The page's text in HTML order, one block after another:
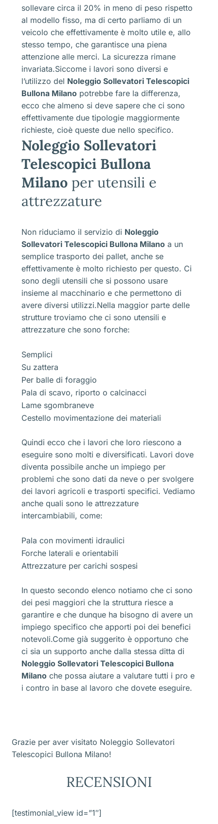
sollevare circa il 20% in meno di peso rispetto
al modello fisso, ma di certo parliamo di un
veicolo che effettivamente è molto utile e, allo
stesso tempo, che garantisce una piena
attenzione alle merci. La sicurezza rimane
invariata.Siccome i lavori sono diversi e
l’utilizzo del Noleggio Sollevatori Telescopici
Bullona Milano potrebbe fare la differenza,
ecco che almeno si deve sapere che ci sono
effettivamente due tipologie maggiormente
richieste, cioè queste due nello specifico.
Noleggio Sollevatori
Telescopici Bullona
Milano per utensili e
attrezzature
Non riduciamo il servizio di Noleggio
Sollevatori Telescopici Bullona Milano a un
semplice trasporto dei pallet, anche se
effettivamente è molto richiesto per questo. Ci
sono degli utensili che si possono usare
insieme al macchinario e che permettono di
avere diversi utilizzi.Nella maggior parte delle
strutture troviamo che ci sono utensili e
attrezzature che sono forche:
Semplici
Su zattera
Per balle di foraggio
Pala di scavo, riporto o calcinacci
Lame sgombraneve
Cestello movimentazione dei materiali
Quindi ecco che i lavori che loro riescono a
eseguire sono molti e diversificati. Lavori dove
diventa possibile anche un impiego per
problemi che sono dati da neve o per svolgere
dei lavori agricoli e trasporti specifici. Vediamo
anche quali sono le attrezzature
intercambiabili, come:
Pala con movimenti idraulici
Forche laterali e orientabili
Attrezzature per carichi sospesi
In questo secondo elenco notiamo che ci sono
dei pesi maggiori che la struttura riesce a
garantire e che dunque ha bisogno di avere un
impiego specifico che apporti poi dei benefici
notevoli.Come già suggerito è opportuno che
ci sia un supporto anche dalla stessa ditta di
Noleggio Sollevatori Telescopici Bullona
Milano che possa aiutare a valutare tutti i pro e
i contro in base al lavoro che dovete eseguire.
Grazie per aver visitato Noleggio Sollevatori
Telescopici Bullona Milano!
RECENSIONI
[testimonial_view id=”1″]